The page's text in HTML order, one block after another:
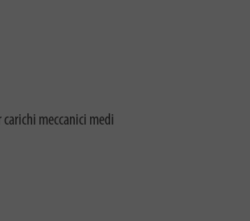
meccanici medi